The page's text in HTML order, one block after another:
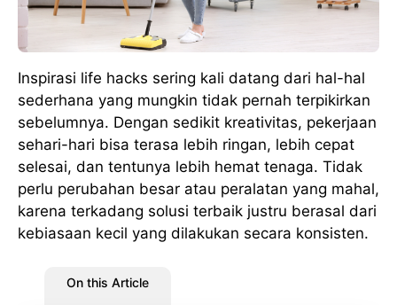
Inspirasi life hacks sering kali datang dari hal-hal
sederhana yang mungkin tidak pernah terpikirkan
sebelumnya. Dengan sedikit kreativitas, pekerjaan
sehari-hari bisa terasa lebih ringan, lebih cepat
selesai, dan tentunya lebih hemat tenaga. Tidak
perlu perubahan besar atau peralatan yang mahal,
karena terkadang solusi terbaik justru berasal dari
kebiasaan kecil yang dilakukan secara konsisten.
On this Article